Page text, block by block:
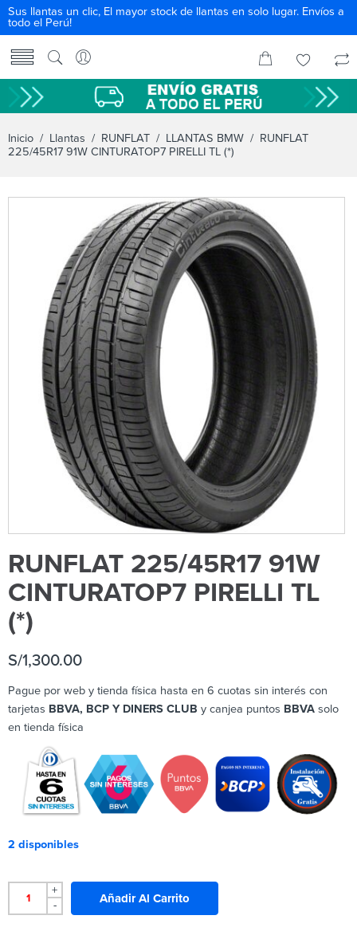
Sus llantas un clic, El mayor stock de llantas en solo lugar. Envíos a
todo el Perú!
Inicio / Llantas / RUNFLAT / LLANTAS BMW / RUNFLAT
225/45R17 91W CINTURATOP7 PIRELLI TL (*)
RUNFLAT 225/45R17 91W
CINTURATOP7 PIRELLI TL
(*)
S/1,300.00
Pague por web y tienda física hasta en 6 cuotas sin interés con
tarjetas BBVA, BCP Y DINERS CLUB y canjea puntos BBVA solo
en tienda física
2 disponibles
+
-
Añadir Al Carrito